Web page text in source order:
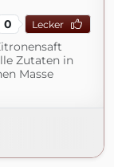
0 Lecker
Zutaten in
Masse